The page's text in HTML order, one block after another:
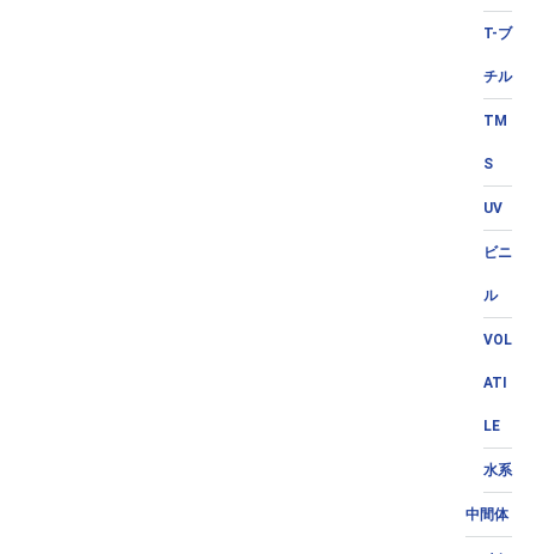
T-ブ
チル
TM
S
UV
ビニ
ル
VOL
ATI
LE
水系
中間体